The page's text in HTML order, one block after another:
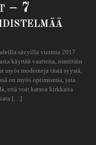
– 7
sävyillä vuonna 2017
käyttää vaatteita, nimittäin
moderneja tästä syystä,
on myös optimismia, jota
että voit katsoa kirkkaita
[…]